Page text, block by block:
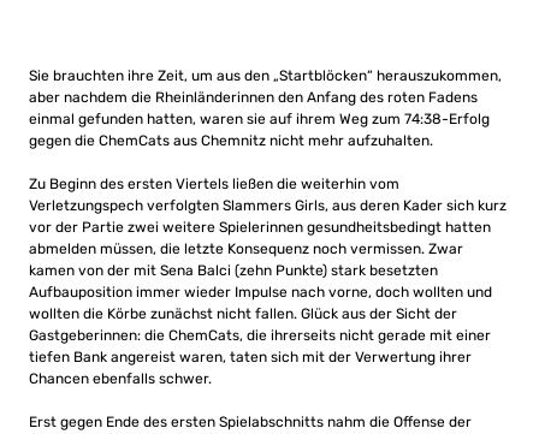
Sie brauchten ihre Zeit, um aus den „Startblöcken“ herauszukommen,
aber nachdem die Rheinländerinnen den Anfang des roten Fadens
einmal gefunden hatten, waren sie auf ihrem Weg zum 74:38-Erfolg
gegen die ChemCats aus Chemnitz nicht mehr aufzuhalten.
Zu Beginn des ersten Viertels ließen die weiterhin vom
Verletzungspech verfolgten Slammers Girls, aus deren Kader sich kurz
vor der Partie zwei weitere Spielerinnen gesundheitsbedingt hatten
abmelden müssen, die letzte Konsequenz noch vermissen. Zwar
kamen von der mit Sena Balci (zehn Punkte) stark besetzten
Aufbauposition immer wieder Impulse nach vorne, doch wollten und
wollten die Körbe zunächst nicht fallen. Glück aus der Sicht der
Gastgeberinnen: die ChemCats, die ihrerseits nicht gerade mit einer
tiefen Bank angereist waren, taten sich mit der Verwertung ihrer
Chancen ebenfalls schwer.
Erst gegen Ende des ersten Spielabschnitts nahm die Offense der